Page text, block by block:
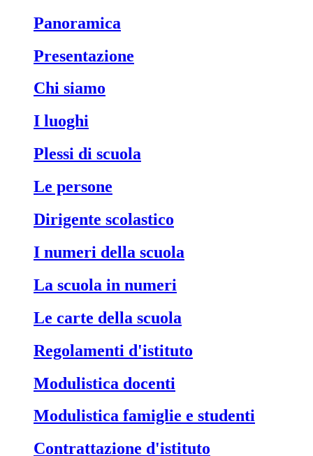
Panoramica
Presentazione
Chi siamo
I luoghi
Plessi di scuola
Le persone
Dirigente scolastico
I numeri della scuola
La scuola in numeri
Le carte della scuola
Regolamenti d'istituto
Modulistica docenti
Modulistica famiglie e studenti
Contrattazione d'istituto